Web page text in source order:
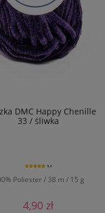
DMC Happy Chenille
33 / śliwka
Poliester / 38 m / 15 g
5.0
4,90 zł